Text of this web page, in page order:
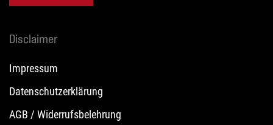
Disclaimer
Impressum
Datenschutzerklärung
AGB / Widerrufsbelehrung